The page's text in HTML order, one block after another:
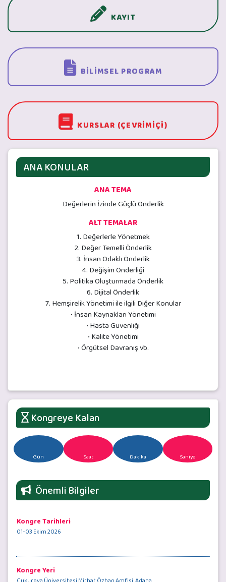
KAYIT
BİLİMSEL PROGRAM
KURSLAR (ÇEVRİMİÇİ)
ANA KONULAR
ANA TEMA
Değerlerin İzinde Güçlü Önderlik
ALT TEMALAR
1. Değerlerle Yönetmek
2. Değer Temelli Önderlik
3. İnsan Odaklı Önderlik
4. Değişim Önderliği
5. Politika Oluşturmada Önderlik
6. Dijital Önderlik
7. Hemşirelik Yönetimi ile ilgili Diğer Konular
• İnsan Kaynakları Yönetimi
• Hasta Güvenliği
• Kalite Yönetimi
• Örgütsel Davranış vb.
Kongreye Kalan
Gün Saat Dakika Saniye
Önemli Bilgiler
Kongre Tarihleri
01-03 Ekim 2026
Kongre Yeri